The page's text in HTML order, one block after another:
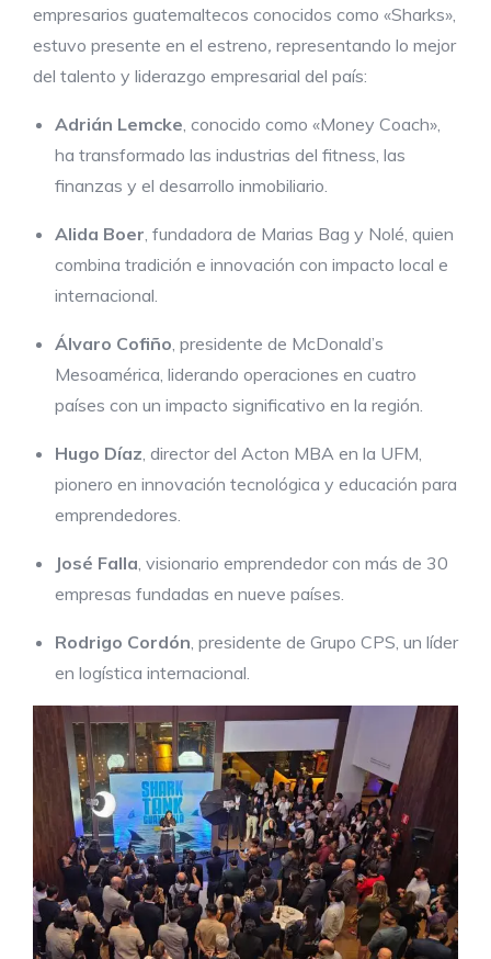
empresarios guatemaltecos conocidos como «Sharks»,
estuvo presente en el estreno, representando lo mejor
del talento y liderazgo empresarial del país:
Adrián Lemcke, conocido como «Money Coach»,
ha transformado las industrias del fitness, las
finanzas y el desarrollo inmobiliario.
Alida Boer, fundadora de Marias Bag y Nolé, quien
combina tradición e innovación con impacto local e
internacional.
Álvaro Cofiño, presidente de McDonald’s
Mesoamérica, liderando operaciones en cuatro
países con un impacto significativo en la región.
Hugo Díaz, director del Acton MBA en la UFM,
pionero en innovación tecnológica y educación para
emprendedores.
José Falla, visionario emprendedor con más de 30
empresas fundadas en nueve países.
Rodrigo Cordón, presidente de Grupo CPS, un líder
en logística internacional.